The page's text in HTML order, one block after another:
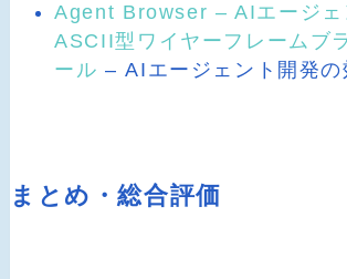
Agent Browser – AIエージェ
ASCII型ワイヤーフレームブ
ール – AIエージェント開発の
まとめ・総合評価